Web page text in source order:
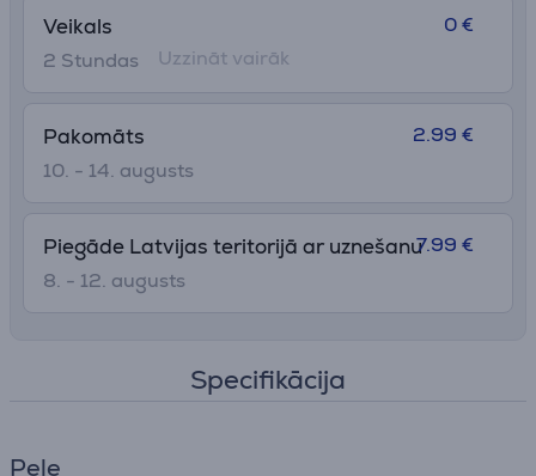
Veikals
2 Stundas
0 €
Uzzināt vairāk
Pakomāts
10. - 14. augusts
2.99 €
Piegāde Latvijas teritorijā ar uznešanu
8. - 12. augusts
7.99 €
Specifikācija
Pele